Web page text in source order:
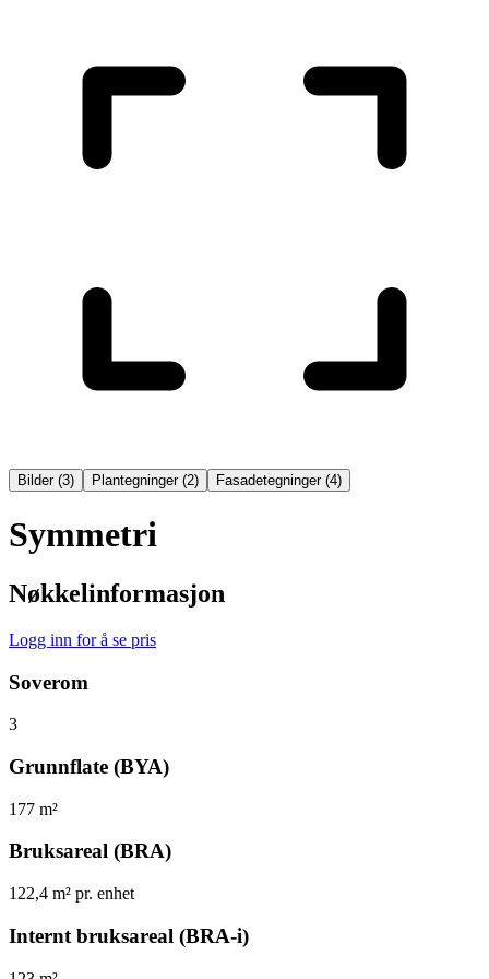
Bilder(3) Plantegninger(2) Fasadetegninger(4)
Symmetri
Nøkkelinformasjon
Logg inn for å se pris
Soverom
3
Grunnflate (BYA)
177 m²
Bruksareal (BRA)
122,4 m² pr. enhet
Internt bruksareal (BRA-i)